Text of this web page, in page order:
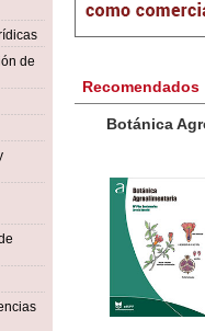
de
Recomendados
Botánica